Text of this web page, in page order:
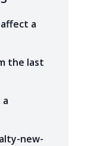
a
the last
new-